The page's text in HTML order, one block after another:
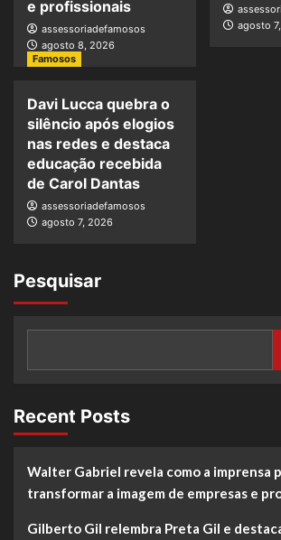
e profissionais
assessoriadefamosos
agosto 8, 2026
agosto
Famosos
Davi Lucca quebra o
silêncio após elogios
nas redes e destaca
educação recebida
de Carol Dantas
assessoriadefamosos
agosto 7, 2026
Pesquisar
Recent Posts
Walter Gabriel revela como a imprensa
transformar a imagem de empresas e
Gilberto Gil relembra Preta Gil e